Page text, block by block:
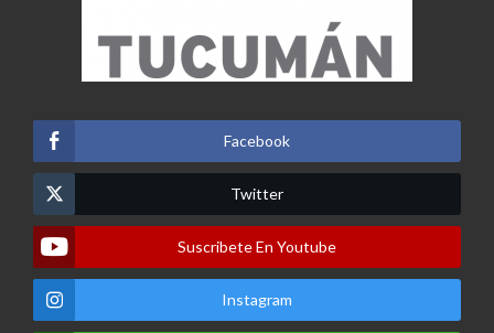
Facebook
Twitter
Suscribete En Youtube
Instagram